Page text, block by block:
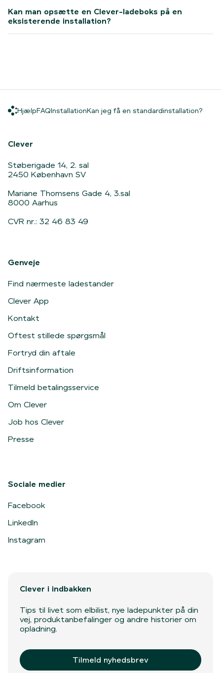
Kan man opsætte en Clever-ladeboks på en
eksisterende installation?
HjælpHjælp
FAQFAQ
InstallationInstallation
Kan jeg få en standardinstallation?
Clever
Støberigade 14, 2. sal
2450 København SV
Mariane Thomsens Gade 4, 3.sal
8000 Aarhus
CVR nr.: 32 46 83 49
Genveje
Find nærmeste ladestander
Clever App
Kontakt
Oftest stillede spørgsmål
Fortryd din aftale
Driftsinformation
Tilmeld betalingsservice
Om Clever
Job hos Clever
Presse
Sociale medier
Facebook
LinkedIn
Instagram
Clever i indbakken
Tips til livet som elbilist, nye ladepunkter på din
vej, produktanbefalinger og andre historier om
opladning.
Tilmeld nyhedsbrev